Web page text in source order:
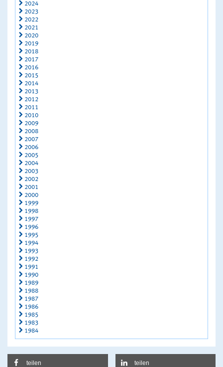
2024
2023
2022
2021
2020
2019
2018
2017
2016
2015
2014
2013
2012
2011
2010
2009
2008
2007
2006
2005
2004
2003
2002
2001
2000
1999
1998
1997
1996
1995
1994
1993
1992
1991
1990
1989
1988
1987
1986
1985
1983
1984
teilen teilen